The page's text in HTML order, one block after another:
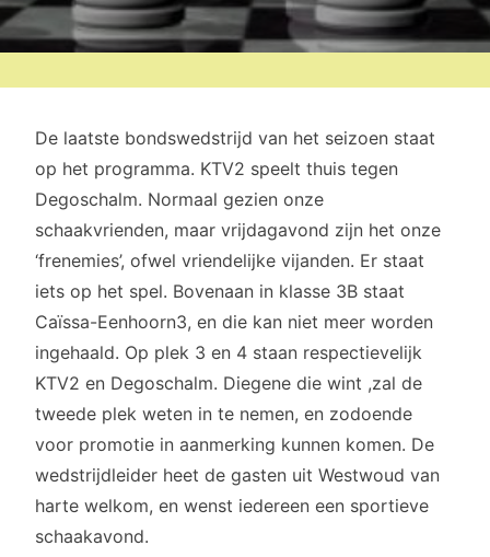
De laatste bondswedstrijd van het seizoen staat
op het programma. KTV2 speelt thuis tegen
Degoschalm. Normaal gezien onze
schaakvrienden, maar vrijdagavond zijn het onze
‘frenemies’, ofwel vriendelijke vijanden. Er staat
iets op het spel. Bovenaan in klasse 3B staat
Caïssa-Eenhoorn3, en die kan niet meer worden
ingehaald. Op plek 3 en 4 staan respectievelijk
KTV2 en Degoschalm. Diegene die wint ,zal de
tweede plek weten in te nemen, en zodoende
voor promotie in aanmerking kunnen komen. De
wedstrijdleider heet de gasten uit Westwoud van
harte welkom, en wenst iedereen een sportieve
schaakavond.